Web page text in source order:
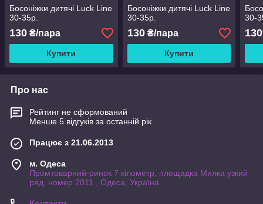
Босоніжки дитячі Luck Line
30-35р.
130 ₴/пара
Купити
Босоніжки дитячі Luck Line
30-35р.
130₴/пара
Купити
30-
130
Про нас
Рейтинг не сформований
Менше 5 відгуків за останній рік
Працює з 21.06.2013
м. Одеса
Промтоварний-ринок 7 кілометр, площадка Милка узкий
ряд, номер 2011., Одеса, Україна